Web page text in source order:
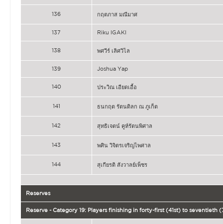
136 กฤตภาส มณีมาศ
137 Riku IGAKI
138 พศวีร์ เลิศวิไล
139 Joshua Yap
140 ประวิณ เอียดเอื้อ
141 ธนกฤต รัตนดิลก ณ ภูเก็ต
142 สุทธิเจตน์ คูห์รัตนพิศาล
143 พศิน วิจิตรเจริญไพศาล
144 สุเกียรติ สังวาลย์เพ็ชร
Reserves
Reserve - Category 19: Players finishing in forty-first (41st) to